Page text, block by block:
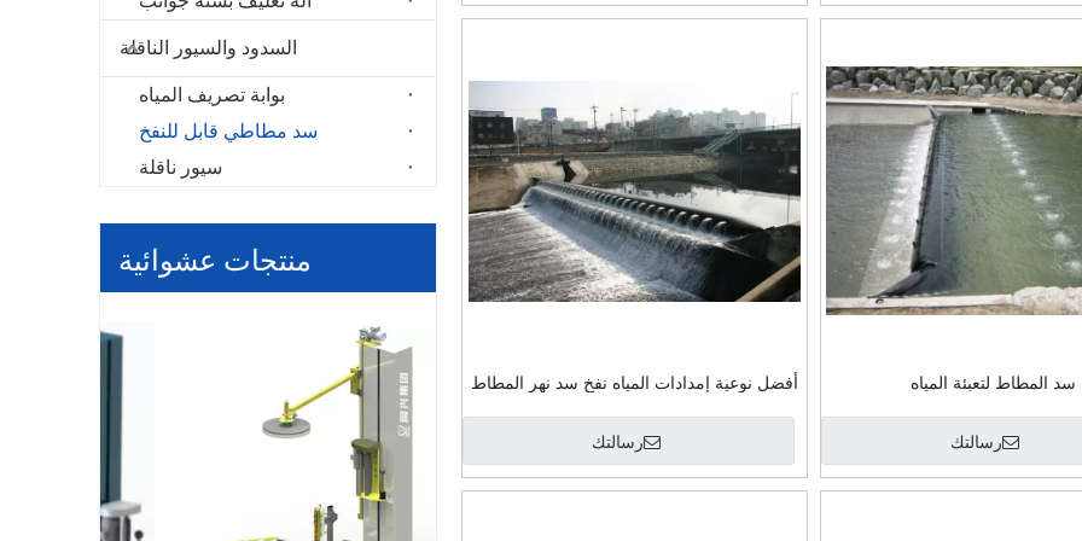
السدود والسيور الناقلة
بوابة تصريف المياه
سد مطاطي قابل للنفخ
سيور ناقلة
منتجات عشوائية
البرج للصناعات الكيماوية
سد المطاط لتعبئة المياه
رسالتك
أفضل نوعية إمدادات المياه نفخ سد نهر المطاط
رسالتك